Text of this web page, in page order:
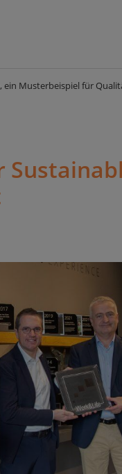
ein Musterbeispiel für